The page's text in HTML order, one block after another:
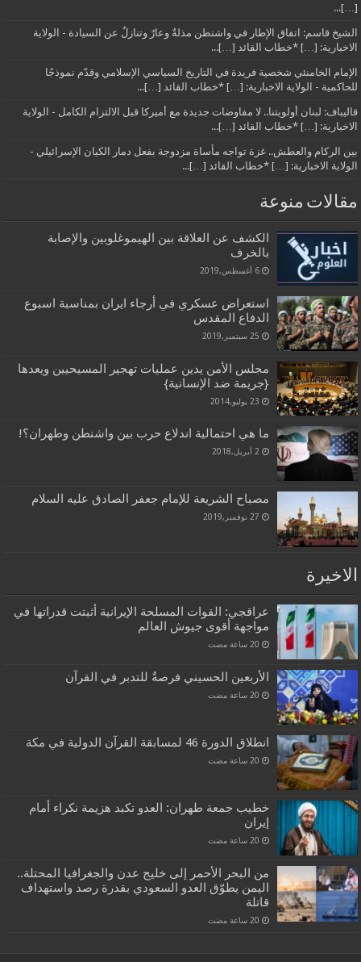
[…]...
الشيخ قاسم: اتفاق الإطار في واشنطن مذلةٌ وعارٌ وتنازلٌ عن السيادة - الولاية
الاخبارية: […] *خطاب القائد […]...
الإمام الخامنئي شخصية فريدة في التاريخ السياسي الإسلامي وقدّم نموذجًا
للحاكمية - الولاية الاخبارية: […] *خطاب القائد […]...
قاليباف: لبنان أولويتنا.. لا مفاوضات جديدة مع أميركا قبل الالتزام الكامل - الولاية
الاخبارية: […] *خطاب القائد […]...
بين الركام والعطش.. غزة تواجه مأساة مزدوجة بفعل دمار الكيان الإسرائيلي -
الولاية الاخبارية: […] *خطاب القائد […]...
مقالات منوعة
الكشف عن العلاقة بين الهيموغلوبين والإصابة
بالخرف
6 أغسطس,2019
استعراض عسكري في أرجاء ايران بمناسبة اسبوع
الدفاع المقدس
25 سبتمبر,2019
مجلس الأمن يدين عمليات تهجير المسيحيين ويعدها
{جريمة ضد الإنسانية}
23 يوليو,2014
ما هي احتمالية اندلاع حرب بين واشنطن وطهران؟!
2 أبريل,2018
مصباح الشريعة للإمام جعفر الصادق عليه السلام
27 نوفمبر,2019
الاخيرة
عراقجي: القوات المسلحة الإيرانية أثبتت قدراتها في
مواجهة أقوى جيوش العالم
الأربعين الحسيني فرصةٌ للتدبر في القرآن
انطلاق الدورة 46 لمسابقة القرآن الدولية في مكة
خطيب جمعة طهران: العدو تكبد هزيمة نكراء أمام
إيران
من البحر الأحمر إلى خليج عدن والجغرافيا المحتلة..
اليمن يطوّق العدو السعودي بقدرة رصد واستهداف
قاتلة